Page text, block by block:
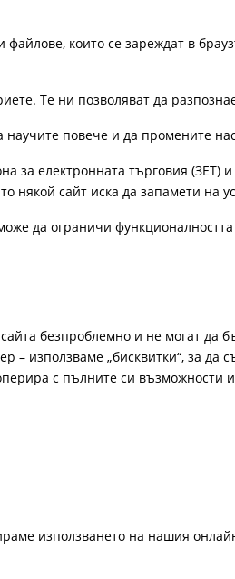
които се зареждат в
Те ни позволяват да
научите повече и да промените
за електронната търговия (ЗЕТ)
някой сайт иска да запамети на
да ограничи
безпроблемно и не могат
използваме „бисквитки“, за да
с пълните си възможности
използването на нашия